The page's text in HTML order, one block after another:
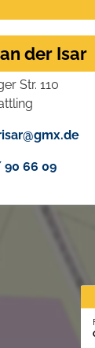
der Isar
Str. 110
90 66 09